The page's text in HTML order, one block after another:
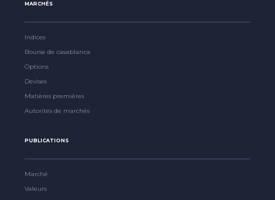
MARCHÉS
Indices
Bourse de casablanca
Options
Devises
Matières premières
Autorités de marchés
PUBLICATIONS
Marché
Valeurs